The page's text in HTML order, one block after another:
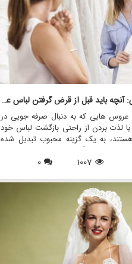
آداب اجاره لباس عروس: آنچه باید قبل از قرض گرفتن لباس عروس بدانید
عروس هایی که به دنبال صرفه جویی در
لذت بردن از راحتی بازگشت لباس خود
به یک گزینه محبوب تبدیل شده
تواند جایگزینی مقرون به صرفه برای
و به عروس ها اجازه می دهد تا
قرض گرفتن یک لباس مجلسی برای روز
آداب و دستورالعمل های مربوط به
کنید. در این راهنمای جامع، همه
آداب کرایه لباس عروس بدانید و نحوه
و اطمینان، بررسی خواهیم کرد.
1007
0